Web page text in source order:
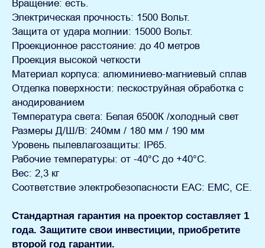
Вращение: есть.
Электрическая прочность: 1500 Вольт.
Защита от удара молнии: 15000 Вольт.
Проекционное расстояние: до 40 метров
Проекция высокой четкости
Материал корпуса: алюминиево-магниевый сплав
Отделка поверхности: пескоструйная обработка с
анодированием
Температура света: Белая 6500К /холодный свет
Размеры Д/Ш/В: 240мм / 180 мм / 190 мм
Уровень пылевлагозащиты: IP65.
Рабочие температуры: от -40°С до +40°C.
Вес: 2,3 кг
Соответствие электробезопасности ЕАС: ЕМС, СЕ.
Стандартная гарантия на проектор составляет 1
года. Защитите свои инвестиции, приобретите
второй год гарантии.